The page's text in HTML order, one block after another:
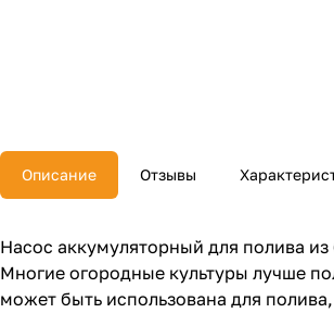
Описание Отзывы
Насос аккумуляторный для полива
Многие огородные культуры лучше
может быть использована для